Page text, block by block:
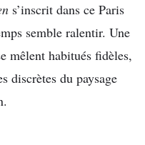
s’inscrit dans ce Paris
semble ralentir. Une
mêlent habitués fidèles,
discrètes du paysage